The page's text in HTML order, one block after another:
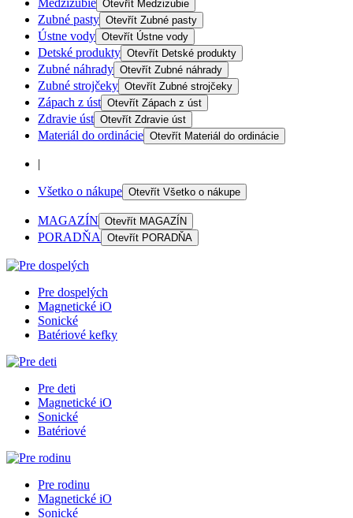
Medzizubie Otevřít Medzizubie
Zubné pasty Otevřít Zubné pasty
Ústne vody Otevřít Ústne vody
Detské produkty Otevřít Detské produkty
Zubné náhrady Otevřít Zubné náhrady
Zubné strojčeky Otevřít Zubné strojčeky
Zápach z úst Otevřít Zápach z úst
Zdravie úst Otevřít Zdravie úst
Materiál do ordinácie Otevřít Materiál do ordinácie
|
Všetko o nákupe Otevřít Všetko o nákupe
MAGAZÍN Otevřít MAGAZÍN
PORADŇA Otevřít PORADŇA
Pre dospelých
Magnetické iO
Sonické
Batériové kefky
Pre deti
Magnetické iO
Sonické
Batériové
Pre rodinu
Magnetické iO
Sonické